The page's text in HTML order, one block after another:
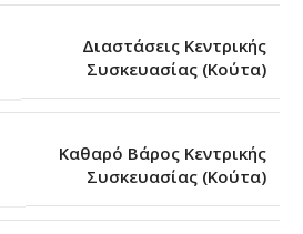
Διαστάσεις Κεντρικής
Συσκευασίας (Κούτα)
Καθαρό Βάρος Κεντρικής
Συσκευασίας (Κούτα)